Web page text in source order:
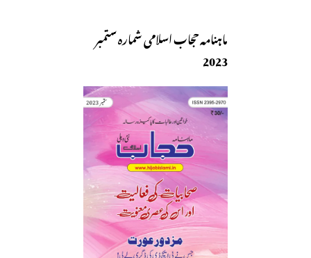
ماہنامہ حجاب اسلامی شمارہ ستمبر
2023